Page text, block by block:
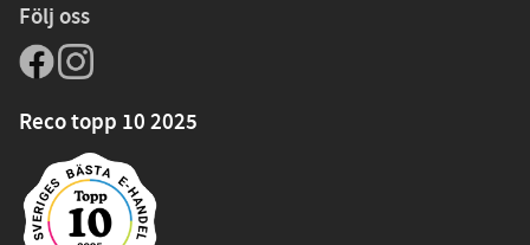
Följ oss
Reco topp 10 2025